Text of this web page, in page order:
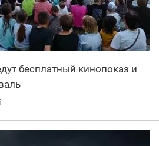
бесплатный кинопоказ и